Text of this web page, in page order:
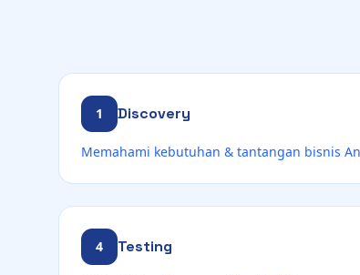
1 Discovery
Memahami kebutuhan & tantangan bisnis
4 Testing